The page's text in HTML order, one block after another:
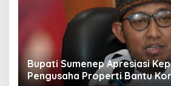
Bupati Sumenep Apresiasi
Pengusaha Properti Bantu